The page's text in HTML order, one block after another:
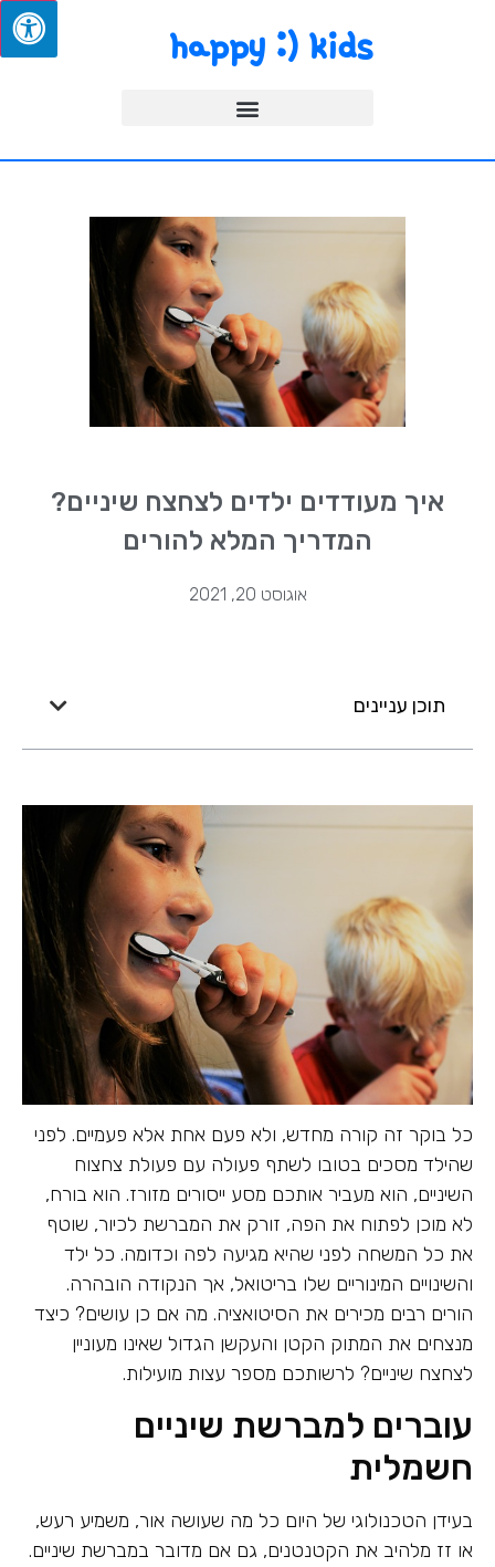
happy :) kids
איך מעודדים ילדים לצחצח שיניים?
המדריך המלא להורים
אוגוסט 20, 2021
תוכן עניינים
כל בוקר זה קורה מחדש, ולא פעם אחת אלא פעמיים. לפני
שהילד מסכים בטובו לשתף פעולה עם פעולת צחצוח
השיניים, הוא מעביר אותכם מסע ייסורים מזורז. הוא בורח,
לא מוכן לפתוח את הפה, זורק את המברשת לכיור, שוטף
את כל המשחה לפני שהיא מגיעה לפה וכדומה. כל ילד
והשינויים המינוריים שלו בריטואל, אך הנקודה הובהרה.
הורים רבים מכירים את הסיטואציה. מה אם כן עושים? כיצד
מנצחים את המתוק הקטן והעקשן הגדול שאינו מעוניין
לצחצח שיניים? לרשותכם מספר עצות מועילות.
עוברים למברשת שיניים
חשמלית
בעידן הטכנולוגי של היום כל מה שעושה אור, משמיע רעש,
או זז מלהיב את הקטנטנים, גם אם מדובר במברשת שיניים.